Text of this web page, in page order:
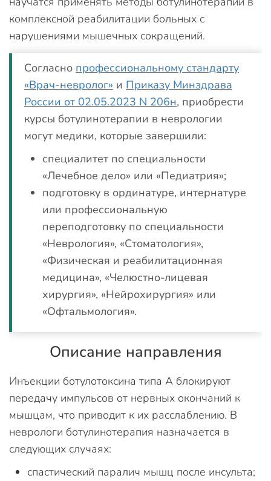
комплексной реабилитации больных с
нарушениями мышечных сокращений.
Согласно профессиональному стандарту
«Врач-невролог» и Приказу Минздрава
России от 02.05.2023 N 206н, приобрести
курсы ботулинотерапии в неврологии
могут медики, которые завершили:
специалитет по специальности
«Лечебное дело» или «Педиатрия»;
подготовку в ординатуре, интернатуре
или профессиональную
переподготовку по специальности
«Неврология», «Стоматология»,
«Физическая и реабилитационная
медицина», «Челюстно-лицевая
хирургия», «Нейрохирургия» или
«Офтальмология».
Описание направления
Инъекции ботулотоксина типа А блокируют
передачу импульсов от нервных окончаний к
мышцам, что приводит к их расслаблению. В
неврологи ботулинотерапия назначается в
следующих случаях:
спастический паралич мышц после инсульта;